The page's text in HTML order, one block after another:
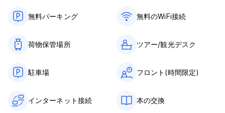
無料パーキング 無料のWiFi接続
荷物保管場所 ツアー/観光デスク
駐車場 フロント(時間限定)
インターネット接続 本の交換